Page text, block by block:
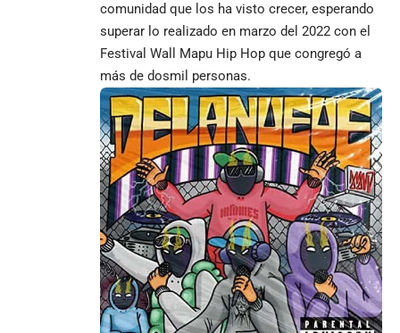
comunidad que los ha visto crecer, esperando
superar lo realizado en marzo del 2022 con el
Festival Wall Mapu Hip Hop que congregó a
más de dosmil personas.